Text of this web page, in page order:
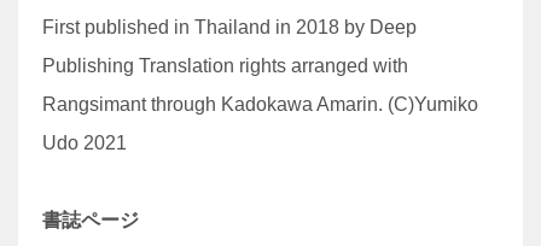
First published in Thailand in 2018 by Deep
Publishing Translation rights arranged with
Rangsimant through Kadokawa Amarin. (C)Yumiko
Udo 2021
書誌ページ